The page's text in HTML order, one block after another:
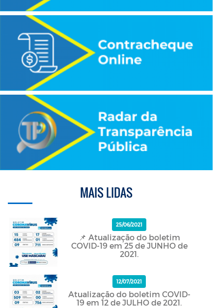
MAIS LIDAS
25/06/2021
📌 Atualização do boletim
COVID-19 em 25 de JUNHO de
2021.
12/07/2021
Atualização do boletim COVID-
19 em 12 de JULHO de 2021.